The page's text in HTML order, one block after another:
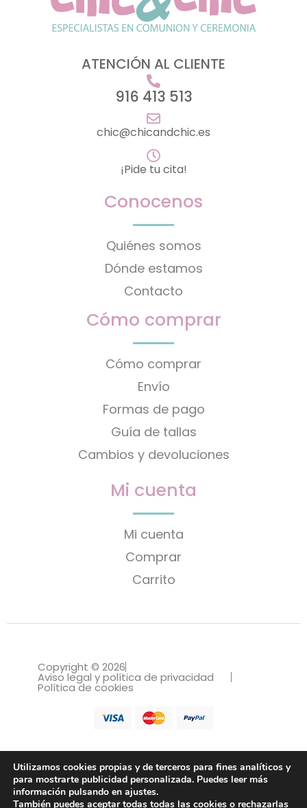
ATENCIÓN AL CLIENTE
916 413 513
chic@chicandchic.es
¡Pide tu cita!
Conocenos
Quiénes somos
Dónde estamos
Contacto
Cómo comprar
Cómo comprar
Envío
Formas de pago
Guía de tallas
Cambios y devoluciones
Mi cuenta
Mi cuenta
Comprar
Carrito
Copyright © 2026
Aviso legal y política de privacidad
Política de cookies
Tienda de trajes, vestidos para bautizos
Utilizamos cookies propias y de terceros para fines analíticos y
para mostrarte publicidad personalizada. Puedes leer más
información pulsando en ajustes.
También puedes aceptar todas todas las cookies o rechazarlas